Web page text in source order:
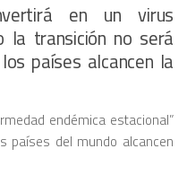
en un virus
la transición no será
países alcancen la
endémica estacional”
países del mundo alcancen